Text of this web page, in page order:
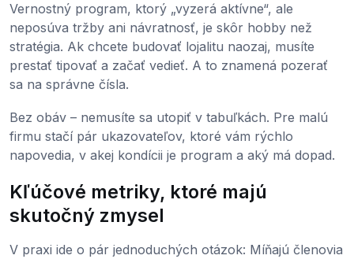
Vernostný program, ktorý „vyzerá aktívne“, ale
neposúva tržby ani návratnosť, je skôr hobby než
stratégia. Ak chcete budovať lojalitu naozaj, musíte
prestať tipovať a začať vedieť. A to znamená pozerať
sa na správne čísla.
Bez obáv – nemusíte sa utopiť v tabuľkách. Pre malú
firmu stačí pár ukazovateľov, ktoré vám rýchlo
napovedia, v akej kondícii je program a aký má dopad.
Kľúčové metriky, ktoré majú
skutočný zmysel
V praxi ide o pár jednoduchých otázok: Míňajú členovia